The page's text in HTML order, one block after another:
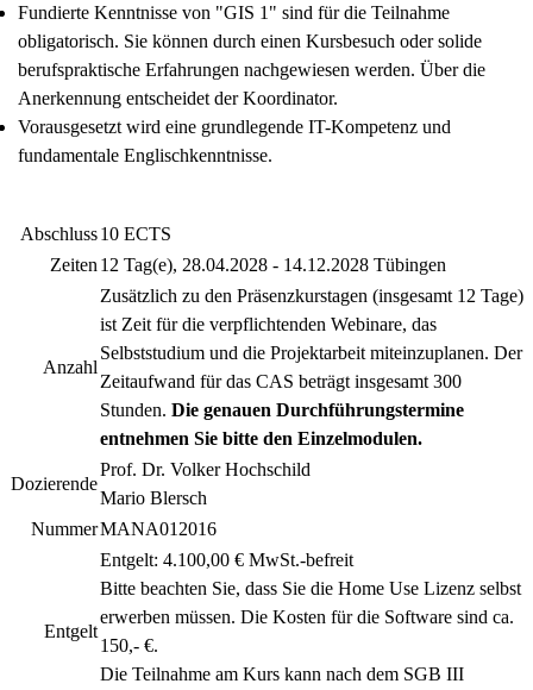
Fundierte Kenntnisse von "GIS 1" sind für die Teilnahme
obligatorisch. Sie können durch einen Kursbesuch oder solide
berufspraktische Erfahrungen nachgewiesen werden. Über die
Anerkennung entscheidet der Koordinator.
Vorausgesetzt wird eine grundlegende IT-Kompetenz und
fundamentale Englischkenntnisse.
Abschluss10 ECTS
Zeiten 12 Tag(e), 28.04.2028 - 14.12.2028 Tübingen
Anzahl
Zusätzlich zu den Präsenzkurstagen (insgesamt 12 Tage)
ist Zeit für die verpflichtenden Webinare, das
Selbststudium und die Projektarbeit miteinzuplanen. Der
Zeitaufwand für das CAS beträgt insgesamt 300
Stunden. Die genauen Durchführungstermine
entnehmen Sie bitte den Einzelmodulen.
Dozierende
Prof. Dr. Volker Hochschild
Mario Blersch
NummerMANA012016
Entgelt
Entgelt: 4.100,00 € MwSt.-befreit
Bitte beachten Sie, dass Sie die Home Use Lizenz selbst
erwerben müssen. Die Kosten für die Software sind ca.
150,- €.
Die Teilnahme am Kurs kann nach dem SGB III